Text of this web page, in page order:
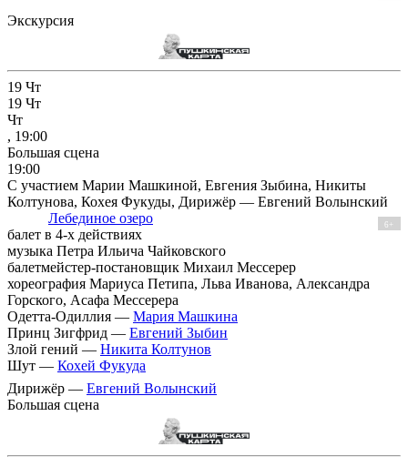
Экскурсия
19 Чт
19 Чт
Чт
, 19:00
Большая сцена
19:00
С участием Марии Машкиной, Евгения Зыбина, Никиты
Колтунова, Кохея Фукуды, Дирижёр — Евгений Волынский
Лебединое озеро
6+
балет в 4-х действиях
музыка Петра Ильича Чайковского
балетмейстер-постановщик Михаил Мессерер
хореография Мариуса Петипа, Льва Иванова, Александра
Горского, Асафа Мессерера
Одетта-Одиллия — Мария Машкина
Принц Зигфрид — Евгений Зыбин
Злой гений — Никита Колтунов
Шут — Кохей Фукуда
Дирижёр — Евгений Волынский
Большая сцена